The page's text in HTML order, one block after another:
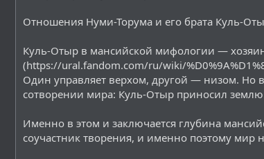
Отношения Нуми-Торума и его брата Куль-
Куль-Отыр в мансийской мифологии —
(https://ural.fandom.com/ru/wiki/
Один управляет верхом, другой — низом. Но
сотворении мира: Куль-Отыр приносил
Именно в этом и заключается глубина
соучастник творения, и именно поэтому мир